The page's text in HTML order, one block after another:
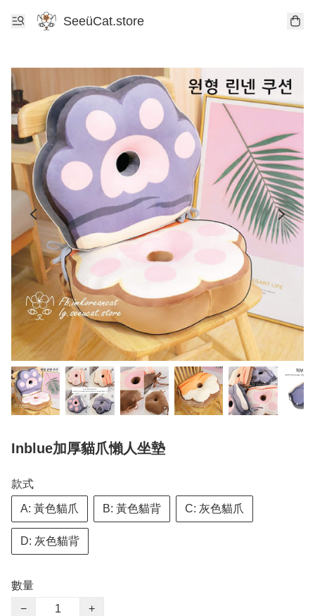
SeeüCat.store
Inblue加厚貓爪懶人坐墊
款式
A: 黃色貓爪 B: 黃色貓背 C: 灰色貓爪
D: 灰色貓背
數量
−
+